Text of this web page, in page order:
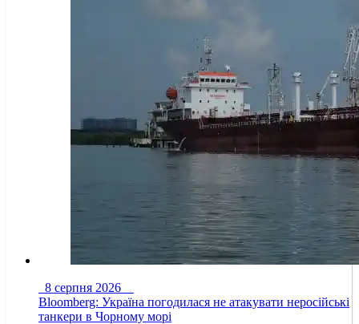
8 серпня 2026
Bloomberg: Україна погодилася не атакувати неросійські
танкери в Чорному морі